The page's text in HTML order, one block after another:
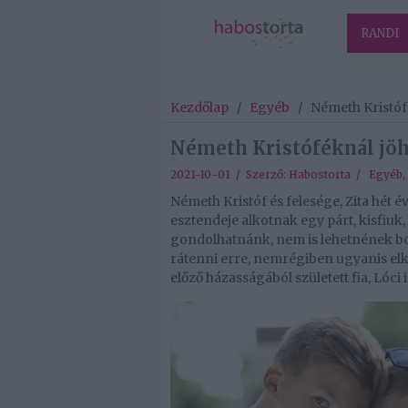
RANDI
Kezdőlap / Egyéb / Németh
Németh Kristóféknál
2021-10-01 / Szerző: Habostorta / Egyéb,
Németh Kristóf és felesége, Zita hét
esztendeje alkotnak egy párt,
gondolhatnánk, nem is lehetnének
rátenni erre, nemrégiben ugyanis
előző házasságából született fia, Lóci